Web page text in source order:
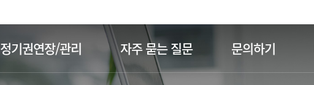
정기권연장/관리 자주 묻는 질문 문의하기